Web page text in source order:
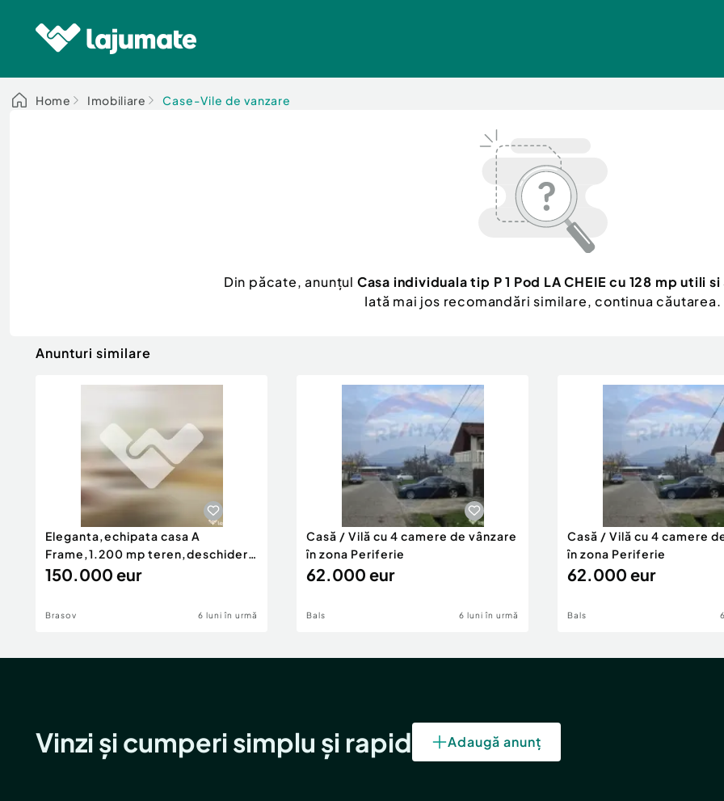
Home Imobiliare Case-Vile de vanzare
Din păcate, anunțul Casa individuala tip P 1 Pod LA CHEIE cu 128 mp utili
Iată mai jos recomandări similare, continua căutarea.
Anunturi similare
Eleganta,echipata casa A
Frame,1.200 mp teren,deschidere
Pia
150.000 eur
Brasov 6 luni în urmă
Casă / Vilă cu 4 camere de vânzare
în zona Periferie
62.000 eur
Bals 6 luni în urmă
Casă / Vilă cu 4 camere
în zona Periferie
62.000 eur
Bals
Vinzi și cumperi simplu și rapid Adaugă anunț